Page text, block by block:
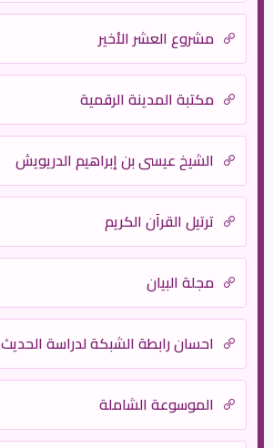
مشروع العشر الأخير
مكتبة المدينة الرقمية
الشيخ عيسى بن إبراهيم الدريويش
ترتيل القرآن الكريم
مجلة البيان
احسان رابطة الشبكة لدراسة الحديث
الموسوعة الشاملة